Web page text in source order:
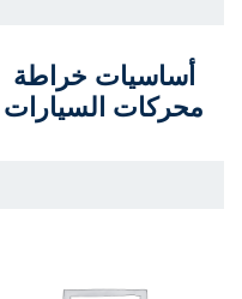
أساسيات خراطة
محركات السيارات